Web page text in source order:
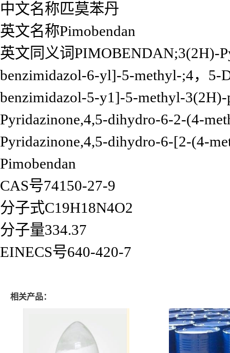
中文名称匹莫苯丹
英文名称Pimobendan
英文同义词PIMOBENDAN;3(2H)-
benzimidazol-6-yl]-5-methyl-;4，5-
benzimidazol-5-y1]-5-methyl-
Pyridazinone,4,5-dihydro-6-2-(4-
Pyridazinone,4,5-dihydro-6-[2-(4-
Pimobendan
CAS号74150-27-9
分子式C19H18N4O2
分子量334.37
EINECS号640-420-7
相关产品：